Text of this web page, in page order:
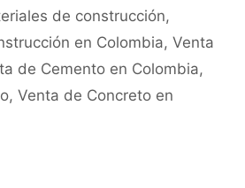
de construcción,
en Colombia, Venta
de Cemento en Colombia,
, Venta de Concreto en